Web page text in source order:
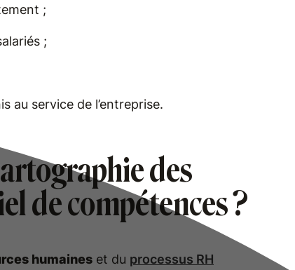
;
;
au service de l’entreprise.
des
de compétences ?
humaines et du processus RH